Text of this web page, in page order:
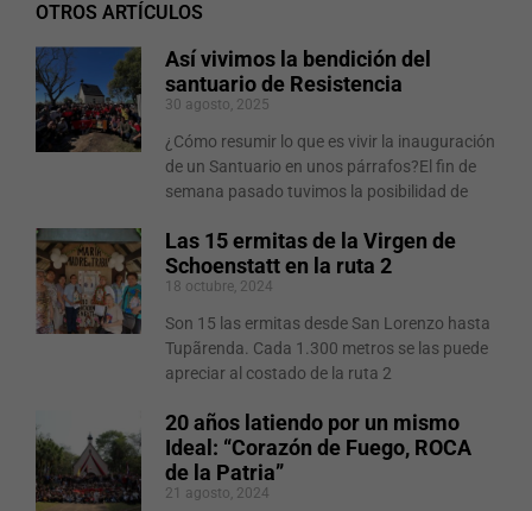
OTROS ARTÍCULOS
Así vivimos la bendición del
santuario de Resistencia
30 agosto, 2025
¿Cómo resumir lo que es vivir la inauguración
de un Santuario en unos párrafos?El fin de
semana pasado tuvimos la posibilidad de
Las 15 ermitas de la Virgen de
Schoenstatt en la ruta 2
18 octubre, 2024
Son 15 las ermitas desde San Lorenzo hasta
Tupãrenda. Cada 1.300 metros se las puede
apreciar al costado de la ruta 2
20 años latiendo por un mismo
Ideal: “Corazón de Fuego, ROCA
de la Patria”
21 agosto, 2024